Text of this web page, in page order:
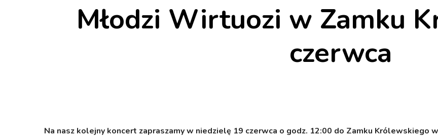
Młodzi Wirtuozi w Zamku
czerwca
Na nasz kolejny koncert zapraszamy w niedzielę 19 czerwca o godz. 12:00 do Zamku Królewskiego